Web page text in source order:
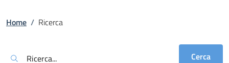
Home / Ricerca
Cerca